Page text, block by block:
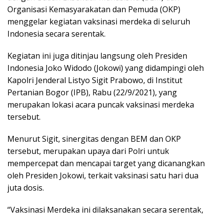
Organisasi Kemasyarakatan dan Pemuda (OKP)
menggelar kegiatan vaksinasi merdeka di seluruh
Indonesia secara serentak.
Kegiatan ini juga ditinjau langsung oleh Presiden
Indonesia Joko Widodo (Jokowi) yang didampingi oleh
Kapolri Jenderal Listyo Sigit Prabowo, di Institut
Pertanian Bogor (IPB), Rabu (22/9/2021), yang
merupakan lokasi acara puncak vaksinasi merdeka
tersebut.
Menurut Sigit, sinergitas dengan BEM dan OKP
tersebut, merupakan upaya dari Polri untuk
mempercepat dan mencapai target yang dicanangkan
oleh Presiden Jokowi, terkait vaksinasi satu hari dua
juta dosis.
“Vaksinasi Merdeka ini dilaksanakan secara serentak,